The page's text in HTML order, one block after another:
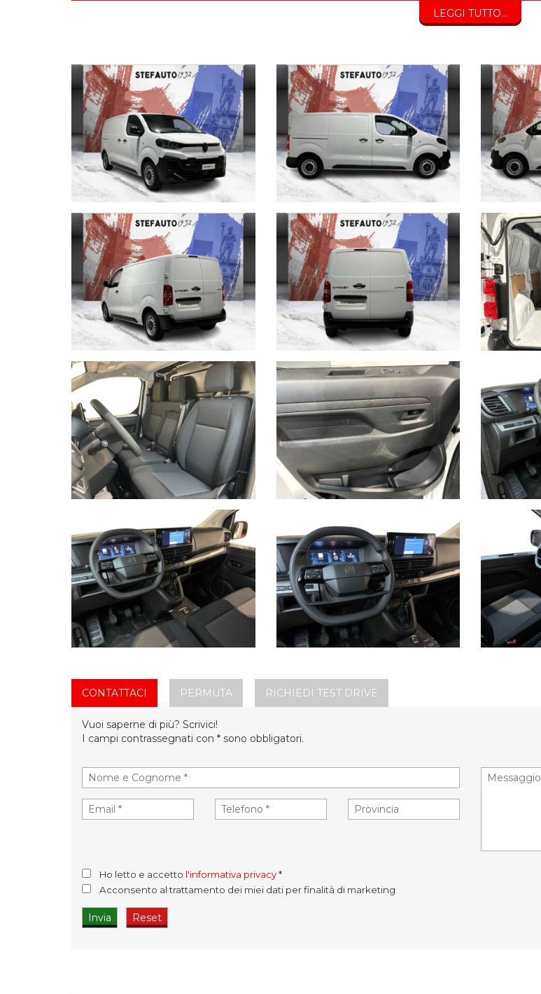
Soluzione senza servizi prezzo di vendita € 21.300
Prezzo escluso di passaggio di proprietà, bollo compreso.
PREZZO ESCLUSO DI PASSAGGIO DI PROPRIETA’ E BOLLO
n.b.:
Offriamo massima competenza nel gestire trattative a distanza offrendo la soluzione migliore
Tuttavia, è possibile che ci siano delle incongruenze fra gli accessori indicati nell’annuncio e la
caratteristiche dello specifico veicolo con un nostro consulente.
INOLTRE VI INVITIAMO A SPECIFICARE:
- DATI ANAGRAFICI
- UN RECAPITO TELEFONICO
- LOCALITA' DI RESIDENZA
- IN CASO DI AUTO DA PERMUTARE o ROTTAMARE INDICARE:
(MODELLO, ANNO DI IMMATRICOLAZIONE, KM)
servizio navetta gratuito dalla stazione centrale di Bologna
Per info su questa vettura contattare
AUTOPIU’ CONCESSIONARIA CITROEN
PIAZZA VII NOVEMBRE 1944 , 8 40128 BOLOGNA
Tel. 051 558408
inserzioni@autopiu.net
AUTOPIU declina ogni responsabilità per eventuali non conformità relative ad
diversi portali. Dette informazioni che non rappresentano in alcun modo un impegno
stampa.
LEGGI TUTTO...
CONTATTACI PERMUTA RICHIEDI TEST DRIVE
Vuoi saperne di più? Scrivici!
I campi contrassegnati con * sono obbligatori.
Ho letto e accetto l'informativa privacy*
Acconsento al trattamento dei miei dati per finalità di marketing